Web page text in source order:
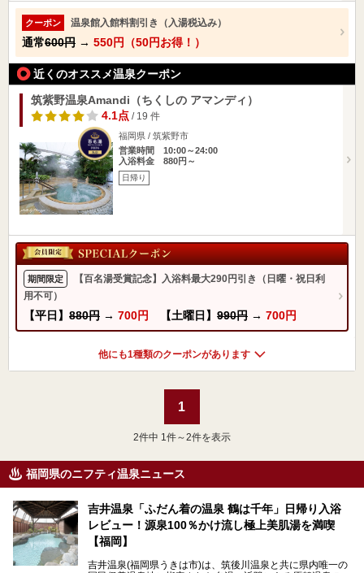
クーポン 温泉館入館料割引き（入湯税込み）
通常600円 → 550円（50円お得！）
近くのオススメ温泉クーポン
筑紫野温泉Amandi（ちくしの アマンディ）
4.1点/ 19 件
福岡県 / 筑紫野市
営業時間 10:00～24:00
入浴料金 880円～
日帰り
期間限定
【百名湯受賞記念】入浴料最大290円引き（日曜・祝日利
用不可）
【平日】 880円 → 700円 【土曜日】 990円 → 700円
他にも1種類のクーポンがあります
1
2件中 1件～2件を表示
福岡県のニフティ温泉ニュース
吉井温泉「ふだん着の温泉 鶴は千年」日帰り入浴
レビュー！源泉100％かけ流し極上美肌湯を満喫
【福岡】
吉井温泉(福岡県うきは市)は、筑後川温泉と共に県内唯一の